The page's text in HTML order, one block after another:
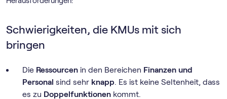
Schwierigkeiten, die KMUs mit sich
bringen
Die Ressourcen in den Bereichen Finanzen und
Personal sind sehr knapp. Es ist keine Seltenheit, dass
es zu Doppelfunktionen kommt.